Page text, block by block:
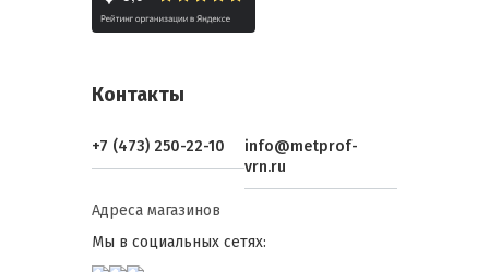
Контакты
+7 (473) 250-22-10
info@metprof-
vrn.ru
Адреса магазинов
Мы в социальных сетях: